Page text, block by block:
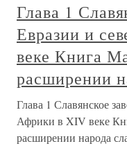
Глава 1
Евразии и
веке Книга
расширении
Глава 1 Славянское
Африки в XIV веке
расширении народа